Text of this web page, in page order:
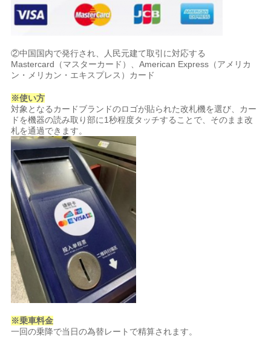
②中国国内で発行され、人民元建て取引に対応する
Mastercard（マスターカード）、American Express（アメリカ
ン・メリカン・エキスプレス）カード
※使い方
対象となるカードブランドのロゴが貼られた改札機を選び、カー
ドを機器の読み取り部に1秒程度タッチすることで、そのまま改
札を通過できます。
※乗車料金
一回の乗降で当日の為替レートで精算されます。